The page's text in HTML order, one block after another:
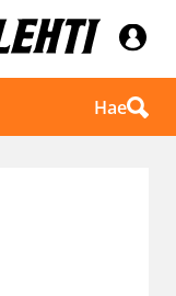
Hae